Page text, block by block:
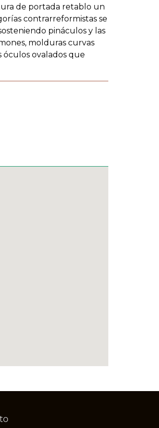
de portada retablo un
contrarreformistas se
pináculos y las
molduras curvas
óculos ovalados que